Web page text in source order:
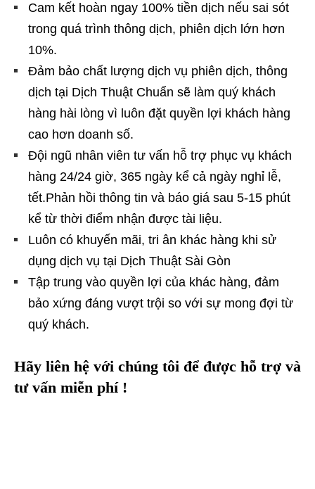
Cam kết hoàn ngay 100% tiền dịch nếu sai sót
trong quá trình thông dịch, phiên dịch lớn hơn
10%.
Đảm bảo chất lượng dịch vụ phiên dịch, thông
dịch tại Dịch Thuật Chuẩn sẽ làm quý khách
hàng hài lòng vì luôn đặt quyền lợi khách hàng
cao hơn doanh số.
Đội ngũ nhân viên tư vấn hỗ trợ phục vụ khách
hàng 24/24 giờ, 365 ngày kể cả ngày nghỉ lễ,
tết.Phản hồi thông tin và báo giá sau 5-15 phút
kể từ thời điểm nhận được tài liệu.
Luôn có khuyến mãi, tri ân khác hàng khi sử
dụng dịch vụ tại Dịch Thuật Sài Gòn
Tập trung vào quyền lợi của khác hàng, đảm
bảo xứng đáng vượt trội so với sự mong đợi từ
quý khách.
Hãy liên hệ với chúng tôi để được hỗ trợ và
tư vấn miễn phí !